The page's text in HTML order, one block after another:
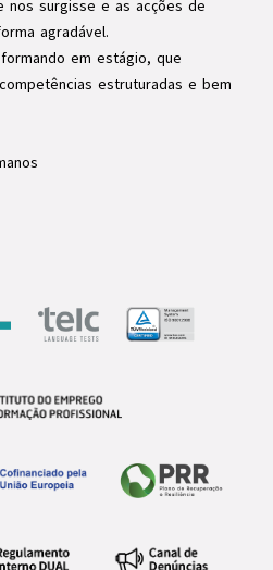
nos surgisse e as acções de
agradável.
em estágio, que
estruturadas e bem